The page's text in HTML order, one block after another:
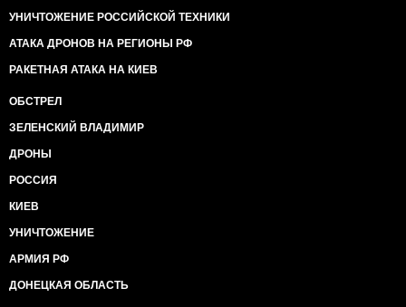
УНИЧТОЖЕНИЕ РОССИЙСКОЙ ТЕХНИКИ
АТАКА ДРОНОВ НА РЕГИОНЫ РФ
РАКЕТНАЯ АТАКА НА КИЕВ
ОБСТРЕЛ
ЗЕЛЕНСКИЙ ВЛАДИМИР
ДРОНЫ
РОССИЯ
КИЕВ
УНИЧТОЖЕНИЕ
АРМИЯ РФ
ДОНЕЦКАЯ ОБЛАСТЬ